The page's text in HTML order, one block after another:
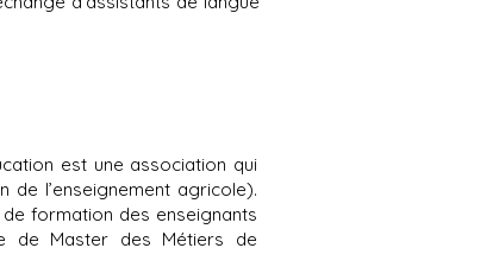
est une association qui
de l’enseignement agricole).
formation des enseignants
de Master des Métiers de